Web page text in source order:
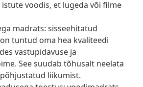
voodis, et lugeda või filme
madrats: sisseehitatud
tuntud oma hea kvaliteedi
vastupidavuse ja
See suudab tõhusalt neelata
liikumist.